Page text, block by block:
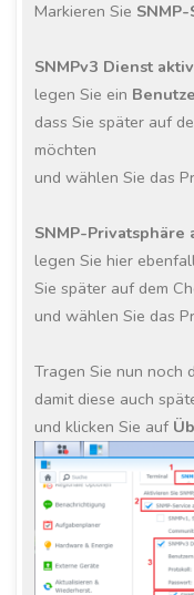
Markieren Sie
SNMPv3 Dienst
legen Sie ein
dass Sie später auf
möchten
und wählen Sie das
SNMP-Privatsphäre
legen Sie hier
Sie später auf dem
und wählen Sie das
Tragen Sie nun noch
damit diese auch
und klicken Sie auf